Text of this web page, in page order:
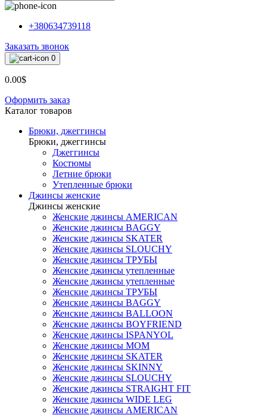
+380634739118
Заказать звонок
0
0.00$
Оформить заказ
Каталог товаров
Брюки, джеггинсы
Брюки, джеггинсы
Джеггинсы
Костюмы
Летние брюки
Утепленные брюки
Джинсы женские
Джинсы женские
Женские джинсы AMERICAN
Женские джинсы BAGGY
Женские джинсы SKATER
Женские джинсы SLOUCHY
Женские джинсы ТРУБЫ
Женские джинсы утепленные
Женские джинсы утепленные
Женские джинсы ТРУБЫ
Женские джинсы BAGGY
Женские джинсы BALLOON
Женские джинсы BOYFRIEND
Женские джинсы ISPANYOL
Женские джинсы МОМ
Женские джинсы SKATER
Женские джинсы SKINNY
Женские джинсы SLOUCHY
Женские джинсы STRAIGHT FIT
Женские джинсы WIDE LEG
Женские джинсы AMERICAN